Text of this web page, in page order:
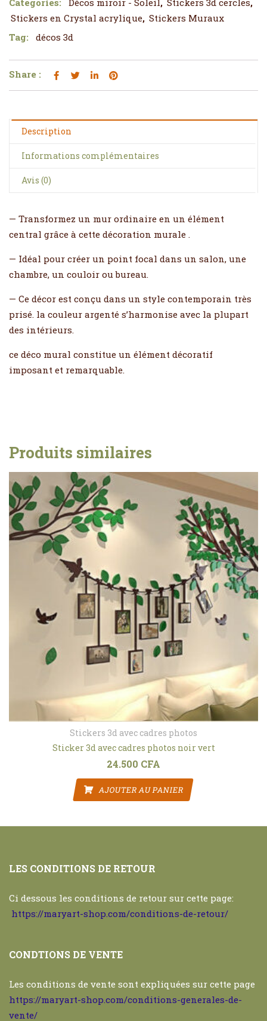
Stickers en Crystal acrylique, Stickers Muraux
Tag:
décos 3d
Share :
Description
Informations complémentaires
Avis (0)
— Transformez un mur ordinaire en un élément
central grâce à cette décoration murale .
— Idéal pour créer un point focal dans un salon, une
chambre, un couloir ou bureau.
— Ce décor est conçu dans un style contemporain très
prisé. la couleur argenté s’harmonise avec la plupart
des intérieurs.
ce déco mural constitue un élément décoratif
imposant et remarquable.
Produits similaires
Stickers 3d avec cadres photos
Sticker 3d avec cadres photos noir vert
24.500 CFA
AJOUTER AU PANIER
LES CONDITIONS DE RETOUR
Ci dessous les conditions de retour sur cette page:
https://maryart-shop.com/conditions-de-retour/
CONDTIONS DE VENTE
Les conditions de vente sont expliquées sur cette page
https://maryart-shop.com/conditions-generales-de-
vente/